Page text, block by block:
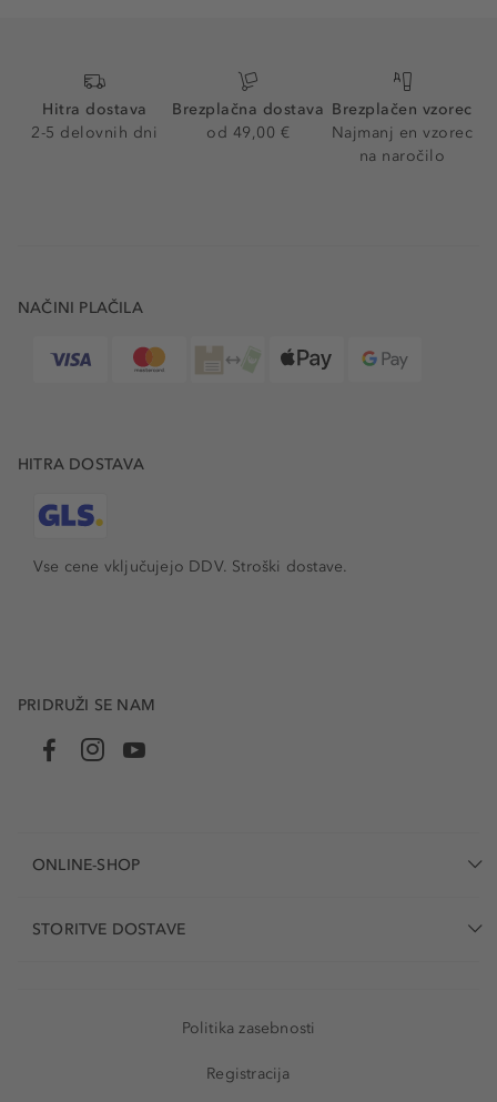
Hitra dostava
2-5 delovnih dni
Brezplačna dostava
od 49,00 €
Brezplačen vzorec
Najmanj en vzorec
na naročilo
NAČINI PLAČILA
HITRA DOSTAVA
Vse cene vključujejo DDV. Stroški dostave.
PRIDRUŽI SE NAM
ONLINE-SHOP
STORITVE DOSTAVE
Politika zasebnosti
Registracija